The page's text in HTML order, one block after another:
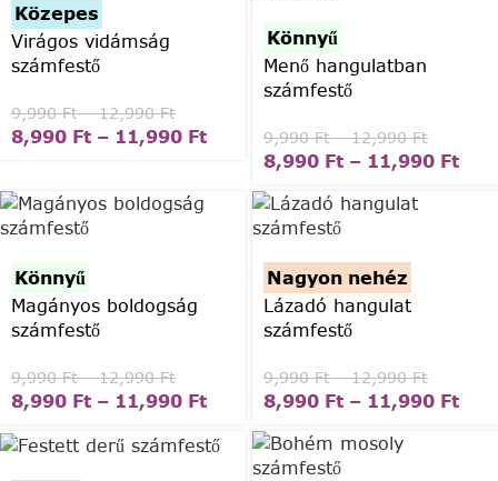
Közepes
Virágos vidámság
számfestő
9,990Ft – 12,990Ft
8,990 Ft – 11,990 Ft
Könnyű
Menő hangulatban
számfestő
9,990Ft – 12,990Ft
8,990 Ft – 11,990 Ft
Könnyű
Magányos boldogság
számfestő
9,990Ft – 12,990Ft
8,990 Ft – 11,990 Ft
Nagyon nehéz
Lázadó hangulat
számfestő
9,990Ft – 12,990Ft
8,990 Ft – 11,990 Ft